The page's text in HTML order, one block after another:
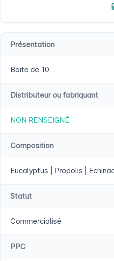
Présentation
Boite de 10
Distributeur ou fabriquant
NON RENSEIGNÉ
Composition
Eucalyptus | Propolis |
Statut
Commercialisé
PPC